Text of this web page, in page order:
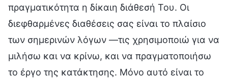
πραγματικότητα η δίκαιη διάθεσή Του. Οι
διεφθαρμένες διαθέσεις σας είναι το πλαίσιο
των σημερινών λόγων —τις χρησιμοποιώ για να
μιλήσω και να κρίνω, και να πραγματοποιήσω
το έργο της κατάκτησης. Μόνο αυτό είναι το